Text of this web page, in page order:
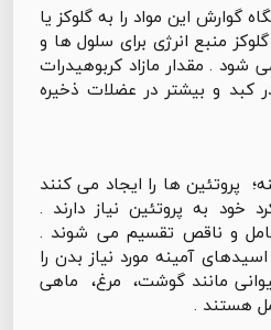
گوارش این مواد را به گلوکز یا
منبع انرژی برای سلول ها و
. مقدار مازاد کربوهیدرات
کبد و بیشتر در عضلات ذخیره
پروتئین ها را ایجاد می کنند
خود به پروتئین نیاز دارند .
و ناقص تقسیم می شوند .
آمینه مورد نیاز بدن را
مانند گوشت، مرغ، ماهی
هستند .